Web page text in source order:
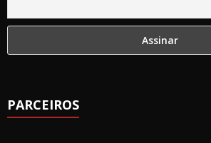
PARCEIROS